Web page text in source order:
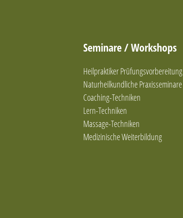
Seminare / Workshops
Heilpraktiker Prüfungsvorbereitung
Naturheilkundliche Praxisseminare
Coaching-Techniken
Lern-Techniken
Massage-Techniken
Medizinische Weiterbildung